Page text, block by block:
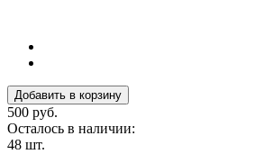
500 руб.
Осталось в наличии:
48 шт.